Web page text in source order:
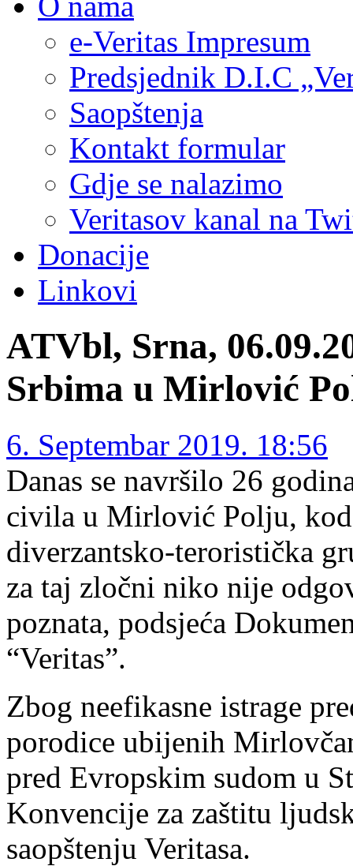
e-Veritas Impresum
Predsjednik D.I.C
Saopštenja
Kontakt formular
Gdje se nalazimo
Veritasov kanal na
Donacije
Linkovi
ATVbl, Srna,
Srbima u Mirlović
6. Septembar 2019. 18:56
Danas se navršilo 26
civila u Mirlović Polju,
diverzantsko-teroristička
za taj zločni niko nije
poznata, podsjeća
“Veritas”.
Zbog neefikasne istrage
porodice ubijenih
pred Evropskim sudom u
Konvencije za zaštitu
saopštenju Veritasa.